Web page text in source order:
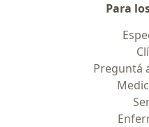
Para
Preguntá